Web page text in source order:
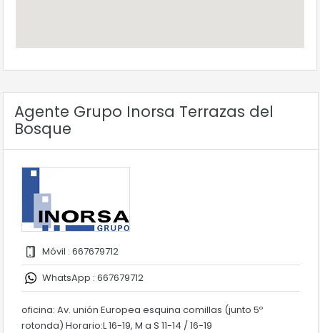
Agente Grupo Inorsa Terrazas del
Bosque
Móvil : 667679712
WhatsApp : 667679712
oficina: Av. unión Europea esquina comillas (junto 5º
rotonda) Horario:L 16-19, M a S 11-14 / 16-19